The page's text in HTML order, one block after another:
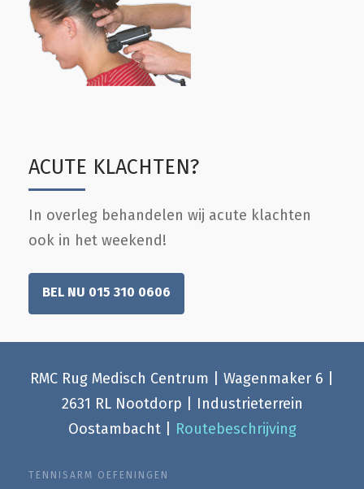
ACUTE KLACHTEN?
In overleg behandelen wij acute klachten
ook in het weekend!
BEL NU 015 310 0606
RMC Rug Medisch Centrum | Wagenmaker 6 |
2631 RL Nootdorp | Industrieterrein
Oostambacht |
Routebeschrijving
TENNISARM OEFENINGEN